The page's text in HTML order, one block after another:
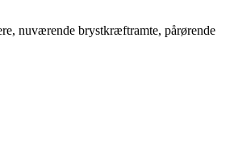
nuværende brystkræftramte, pårørende